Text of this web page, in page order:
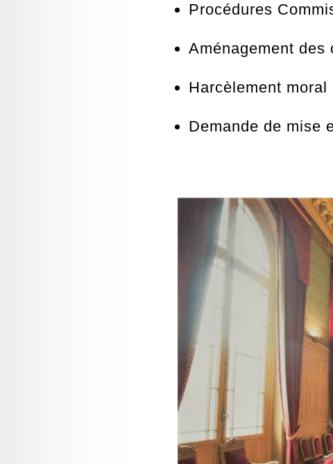
Procédures
Aménagement des
Harcèlement moral
Demande de mise